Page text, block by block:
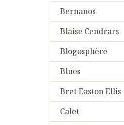
Bernanos
Blaise Cendrars
Blogosphère
Blues
Bret Easton Ellis
Calet